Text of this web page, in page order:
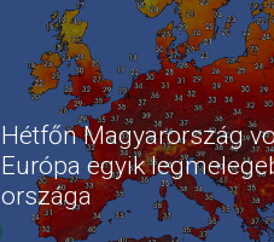
Hétfőn Magyarország
Európa egyik
országa